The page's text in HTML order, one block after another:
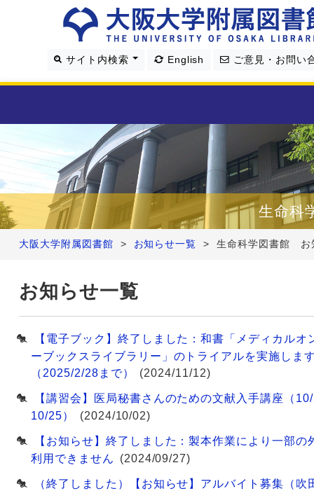
サイト内検索 English ご意見・お問い
利用案内
資料を探す
学習・研究支援
Webサービス
大阪大学附属図書館 > お知らせ一覧 > 生命科学図書館 お
生命科
お知らせ一覧
【電子ブック】終了しました：和書「メディカルオ
ーブックスライブラリー」のトライアルを実施しま
（2025/2/28まで）
(2024/11/12)
【講習会】医局秘書さんのための文献入手講座（
10/25）
(2024/10/02)
【お知らせ】終了しました：製本作業により一部の
利用できません
(2024/09/27)
（終了しました）【お知らせ】アルバイト募集（吹